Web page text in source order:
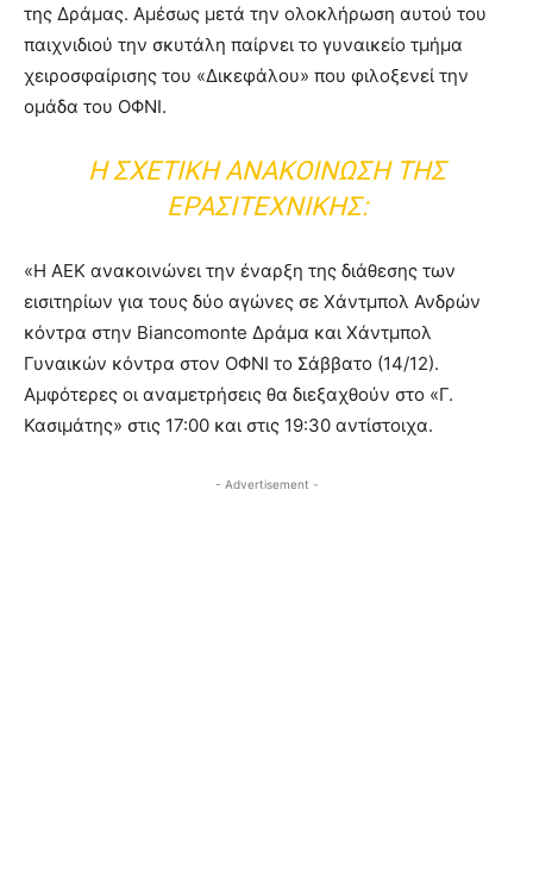
της Δράμας. Αμέσως μετά την ολοκλήρωση αυτού του
παιχνιδιού την σκυτάλη παίρνει το γυναικείο τμήμα
χειροσφαίρισης του «Δικεφάλου» που φιλοξενεί την
ομάδα του ΟΦΝΙ.
Η ΣΧΕΤΙΚΉ ΑΝΑΚΟΊΝΩΣΗ ΤΗΣ
ΕΡΑΣΙΤΕΧΝΙΚΉΣ:
«Η ΑΕΚ ανακοινώνει την έναρξη της διάθεσης των
εισιτηρίων για τους δύο αγώνες σε Χάντμπολ Ανδρών
κόντρα στην Biancomonte Δράμα και Χάντμπολ
Γυναικών κόντρα στον ΟΦΝΙ το Σάββατο (14/12).
Αμφότερες οι αναμετρήσεις θα διεξαχθούν στο «Γ.
Κασιμάτης» στις 17:00 και στις 19:30 αντίστοιχα.
- Advertisement -